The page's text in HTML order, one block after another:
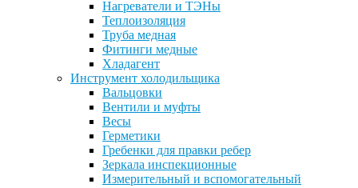
Нагреватели и ТЭНы
Теплоизоляция
Труба медная
Фитинги медные
Хладагент
Инструмент холодильщика
Вальцовки
Вентили и муфты
Весы
Герметики
Гребенки для правки ребер
Зеркала инспекционные
Измерительный и вспомогательный